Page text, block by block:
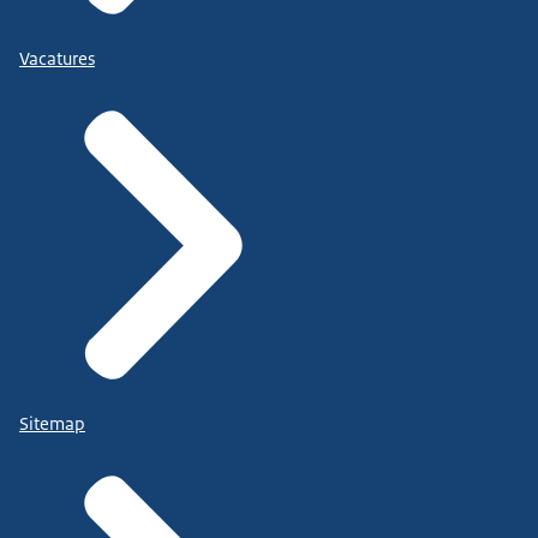
Vacatures
Sitemap